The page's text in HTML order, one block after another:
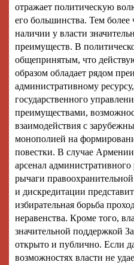
отражает политическую
его большинства. Тем
наличии у власти
преимуществ. В
общепринятым, что
образом обладает рядом
административному
государственного
преимуществами,
взаимодействия с
монополией на
повестки. В случае Армении
арсенал административного
рычаги
и дискредитации
избирательная борьба
неравенства. Кроме того,
значительной поддержкой
открыто и публично. Если
возможностях власти не